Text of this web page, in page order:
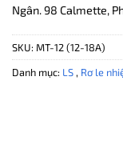
Ngân. 98 Calmette,
SKU: MT-12 (12-18A)
Danh mục: LS , Rơ le